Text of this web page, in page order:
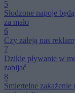
5
Słodzone napoje
za mało
6
Czy zaleją nas
7
Dzikie pływanie w
zabijać
8
Śmiertelne